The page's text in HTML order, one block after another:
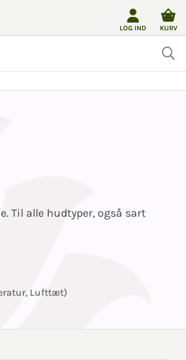
LOG IND KURV
Til alle hudtyper, også sart
Lufttæt)